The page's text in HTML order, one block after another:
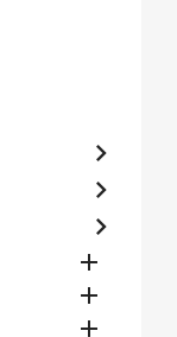





